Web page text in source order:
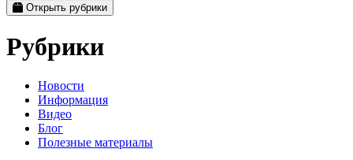
Открыть рубрики
Рубрики
Новости
Информация
Видео
Блог
Полезные материалы